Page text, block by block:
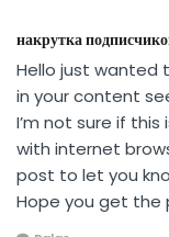
накрутка
Hello just wanted
in your content
I’m not sure if
with internet
post to let you
Hope you get the